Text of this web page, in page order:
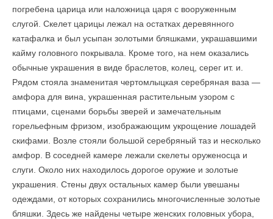
погребена царица или наложница царя с вооруженным
слугой. Скелет царицы лежал на остатках деревянного
катафалка и был усыпан золотыми бляшками, украшавшими
кайму головного покрывала. Кроме того, на нем оказались
обычные украшения в виде браслетов, колец, серег ит. и.
Рядом стояла знаменитая чертомлыцкая серебряная ваза —
амфора для вина, украшенная растительным узором с
птицами, сценами борьбы зверей и замечательным
горельефным фризом, изображающим укрощение лошадей
скифами. Возле стояли большой серебряный таз и несколько
амфор. В соседней камере лежали скелеты оруженосца и
слуги. Около них находилось дорогое оружие и золотые
украшения. Стены двух остальных камер были увешаны
одеждами, от которых сохранились многочисленные золотые
бляшки. Здесь же найдены четыре женских головных убора,